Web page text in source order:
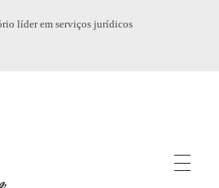
líder em serviços jurídicos